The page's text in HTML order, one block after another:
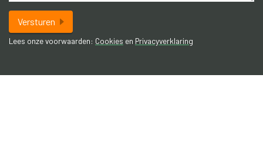
Versturen
Lees onze voorwaarden: Cookies en Privacyverklaring